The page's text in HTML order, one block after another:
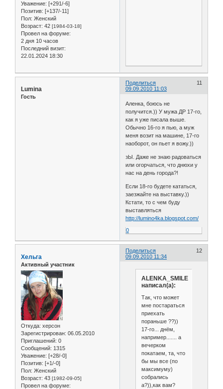
Уважение: [+291/-6]
Позитив: [+137/-11]
Пол: Женский
Возраст: 42 [1984-03-18]
Провел на форуме:
2 дня 10 часов
Последний визит:
22.01.2024 18:30
Поделиться
11
09.09.2010 11:03
Lumina
Гость
Аленка, боюсь не
получится.)) У мужа ДР 17-го,
как я уже писала выше.
Обычно 16-го я пью, а муж
меня возит на машине, 17-го
наоборот, он пьет я вожу.))
зЫ. Даже не знаю радоваться
или огорчаться, что днюхи у
нас на день города?!
Если 18-го будете кататься,
заезжайте на выставку.))
Кстати, то с чем буду
выставляться
http://lumino4ka.blogspot.com/
0
Поделиться
12
09.09.2010 11:34
Хельга
Активный участник
Откуда: херсон
Зарегистрирован: 06.05.2010
Приглашений: 0
Сообщений: 1315
Уважение: [+28/-0]
Позитив: [+1/-0]
Пол: Женский
Возраст: 43 [1982-09-05]
Провел на форуме:
ALENKA_SMILE
написал(а):
Так, что может
мне постараться
приехать
пораньше ??))
17-го... днём,
например....... а
вечерком
покатаем, та, что
бы мы все (по
максимуму)
собрались
а?)),как вам?